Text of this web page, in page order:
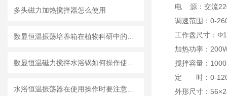
多头磁力加热搅拌器怎么使用
电 源：交流
调速范围：0-
工作盘尺寸： Φ
加热功率：
搅拌容量：
定 时：0-120
外形尺寸：